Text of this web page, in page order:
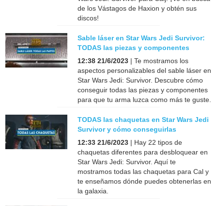
de los Vástagos de Haxion y obtén sus
discos!
Sable láser en Star Wars Jedi Survivor:
TODAS las piezas y componentes
12:38 21/6/2023 | Te mostramos los
aspectos personalizables del sable láser en
Star Wars Jedi: Survivor. Descubre cómo
conseguir todas las piezas y componentes
para que tu arma luzca como más te guste.
TODAS las chaquetas en Star Wars Jedi
Survivor y cómo conseguirlas
12:33 21/6/2023 | Hay 22 tipos de
chaquetas diferentes para desbloquear en
Star Wars Jedi: Survivor. Aquí te
mostramos todas las chaquetas para Cal y
te enseñamos dónde puedes obtenerlas en
la galaxia.